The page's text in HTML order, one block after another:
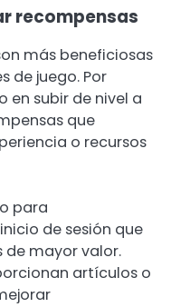
recompensas
más beneficiosas
de juego. Por
en subir de nivel a
que
o recursos
para
de sesión que
de mayor valor.
artículos o